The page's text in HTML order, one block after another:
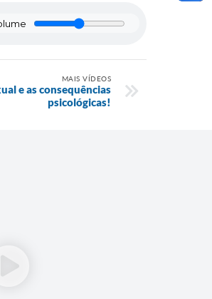
MAIS VÍDEOS
e as consequências
psicológicas!